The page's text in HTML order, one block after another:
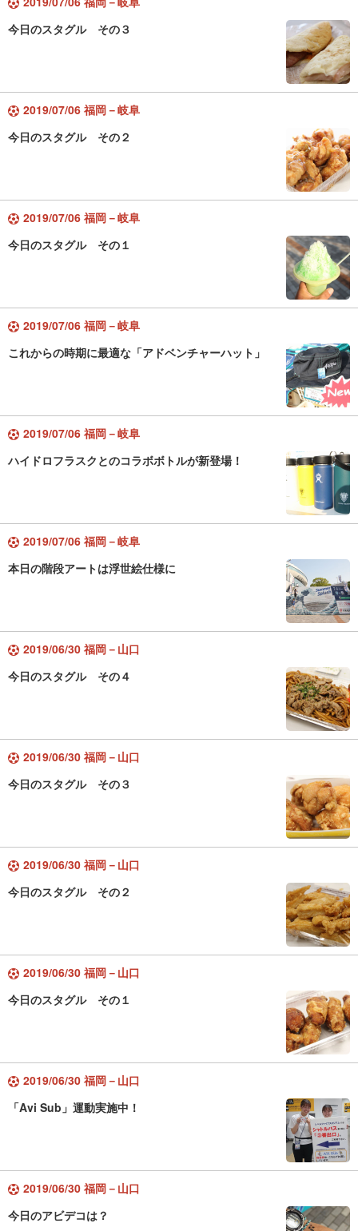
今日のスタグル その３
2019/07/06 福岡－岐阜
今日のスタグル その２
2019/07/06 福岡－岐阜
今日のスタグル その１
2019/07/06 福岡－岐阜
これからの時期に最適な「アドベンチャーハット」
2019/07/06 福岡－岐阜
ハイドロフラスクとのコラボボトルが新登場！
2019/07/06 福岡－岐阜
本日の階段アートは浮世絵仕様に
2019/06/30 福岡－山口
今日のスタグル その４
2019/06/30 福岡－山口
今日のスタグル その３
2019/06/30 福岡－山口
今日のスタグル その２
2019/06/30 福岡－山口
今日のスタグル その１
2019/06/30 福岡－山口
「Avi Sub」運動実施中！
2019/06/30 福岡－山口
今日のアビデコは？